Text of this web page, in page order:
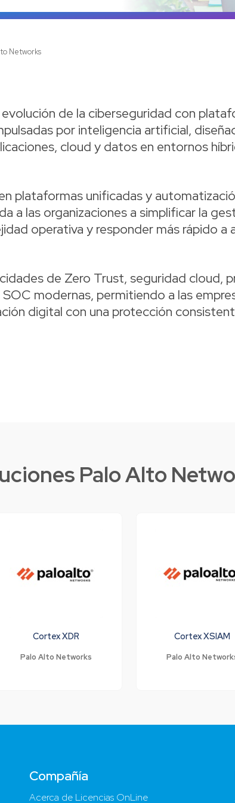
Networks
de la ciberseguridad con
por inteligencia artificial,
cloud y datos en entornos
plataformas unificadas y
a las organizaciones a simplificar la
operativa y responder más rápido a
de Zero Trust, seguridad cloud,
modernas, permitiendo a las
digital con una protección
Palo Alto
Cortex XDR
Palo Alto Networks
Cortex XSIAM
Palo Alto
Compañía
Acerca de Licencias OnLine